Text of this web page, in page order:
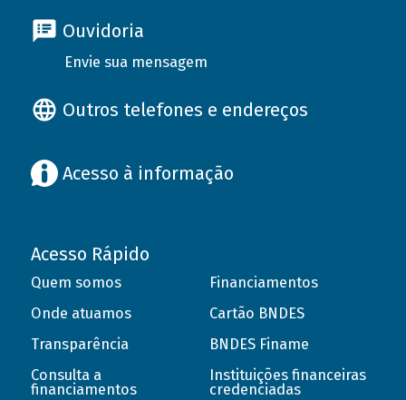
Ouvidoria
Envie sua mensagem
Outros telefones e endereços
Acesso à informação
Acesso Rápido
Quem somos
Onde atuamos
Transparência
Consulta a
financiamentos
Financiamentos
Cartão BNDES
BNDES Finame
Instituições financeiras
credenciadas